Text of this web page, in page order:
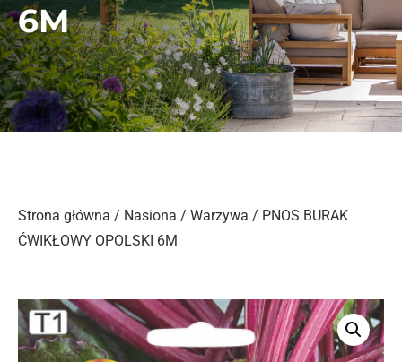
6M
Strona główna / Nasiona / Warzywa / PNOS BURAK
ĆWIKŁOWY OPOLSKI 6M